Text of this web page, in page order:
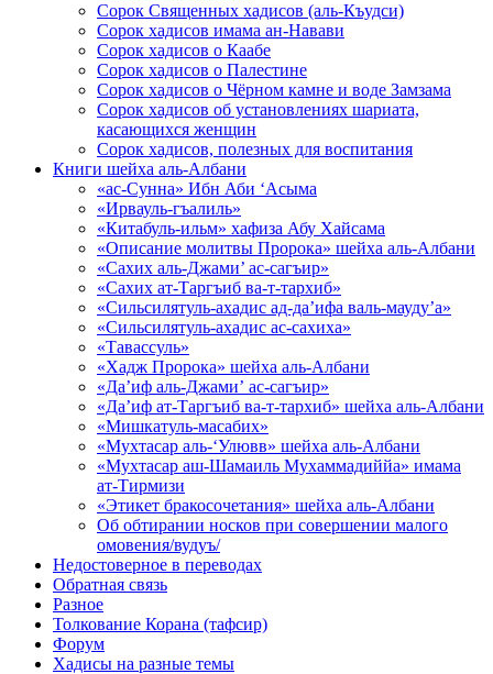
Сорок Священных хадисов (аль-Къудси)
Сорок хадисов имама ан-Навави
Сорок хадисов о Каабе
Сорок хадисов о Палестине
Сорок хадисов о Чёрном камне и воде Замзама
Сорок хадисов об установлениях шариата,
касающихся женщин
Сорок хадисов, полезных для воспитания
Книги шейха аль-Албани
«ас-Сунна» Ибн Аби ‘Асыма
«Ирвауль-гъалиль»
«Китабуль-ильм» хафиза Абу Хайсама
«Описание молитвы Пророка» шейха аль-Албани
«Сахих аль-Джами’ ас-сагъир»
«Сахих ат-Таргъиб ва-т-тархиб»
«Сильсилятуль-ахадис ад-да’ифа валь-мауду’а»
«Сильсилятуль-ахадис ас-сахиха»
«Тавассуль»
«Хадж Пророка» шейха аль-Албани
«Да’иф аль-Джами’ ас-сагъир»
«Да’иф ат-Таргъиб ва-т-тархиб» шейха аль-Албани
«Мишкатуль-масабих»
«Мухтасар аль-‘Улювв» шейха аль-Албани
«Мухтасар аш-Шамаиль Мухаммадиййа» имама
ат-Тирмизи
«Этикет бракосочетания» шейха аль-Албани
Об обтирании носков при совершении малого
омовения/вудуъ/
Недостоверное в переводах
Обратная связь
Разное
Толкование Корана (тафсир)
Форум
Хадисы на разные темы